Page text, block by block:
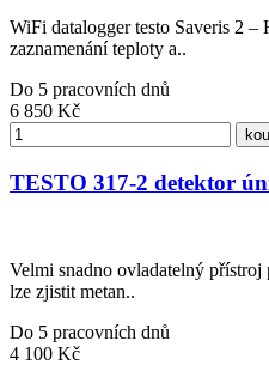
WiFi datalogger testo Saveris 2
zaznamenání teploty a..
Do 5 pracovních dnů
6 850 Kč
TESTO 317-2 detektor
Velmi snadno ovladatelný
lze zjistit metan..
Do 5 pracovních dnů
4 100 Kč